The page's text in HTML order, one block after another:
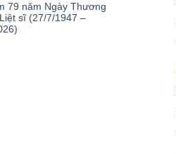
79 năm Ngày Thương
sĩ (27/7/1947 –